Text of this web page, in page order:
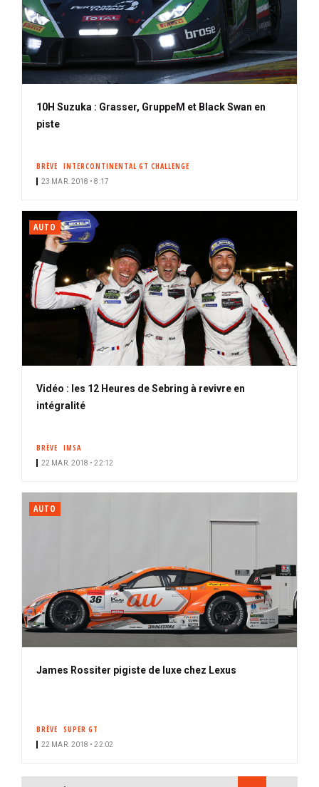
10H Suzuka : Grasser, GruppeM et Black Swan en
piste
BRÈVE INTERCONTINENTAL GT CHALLENGE
23 MAR. 2018 • 8:17
AUTO
Vidéo : les 12 Heures de Sebring à revivre en
intégralité
BRÈVE IMSA
22 MAR. 2018 • 22:12
AUTO
James Rossiter pigiste de luxe chez Lexus
BRÈVE SUPER GT
22 MAR. 2018 • 22:02